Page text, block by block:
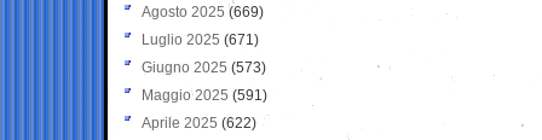
Agosto 2025 (669)
Luglio 2025 (671)
Giugno 2025 (573)
Maggio 2025 (591)
Aprile 2025 (622)